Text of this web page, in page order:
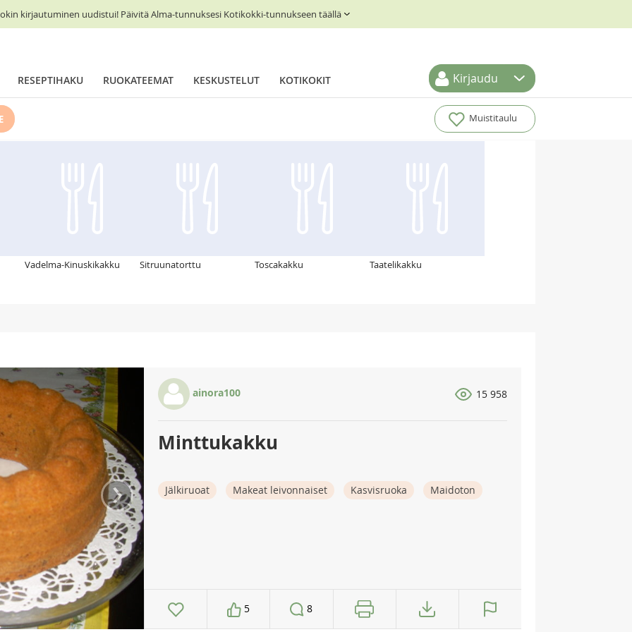
kirjautuminen uudistui! Päivitä Alma-tunnuksesi Kotikokki-tunnukseen täällä
RESEPTIHAKU RUOKATEEMAT KESKUSTELUT KOTIKOKIT Kirjaudu
Muistitaulu
Vadelma-Kinuskikakku Sitruunatorttu Toscakakku Taatelikakku
›
ainora100 15 958
Minttukakku
Jälkiruoat Makeat leivonnaiset Kasvisruoka Maidoton
5 8